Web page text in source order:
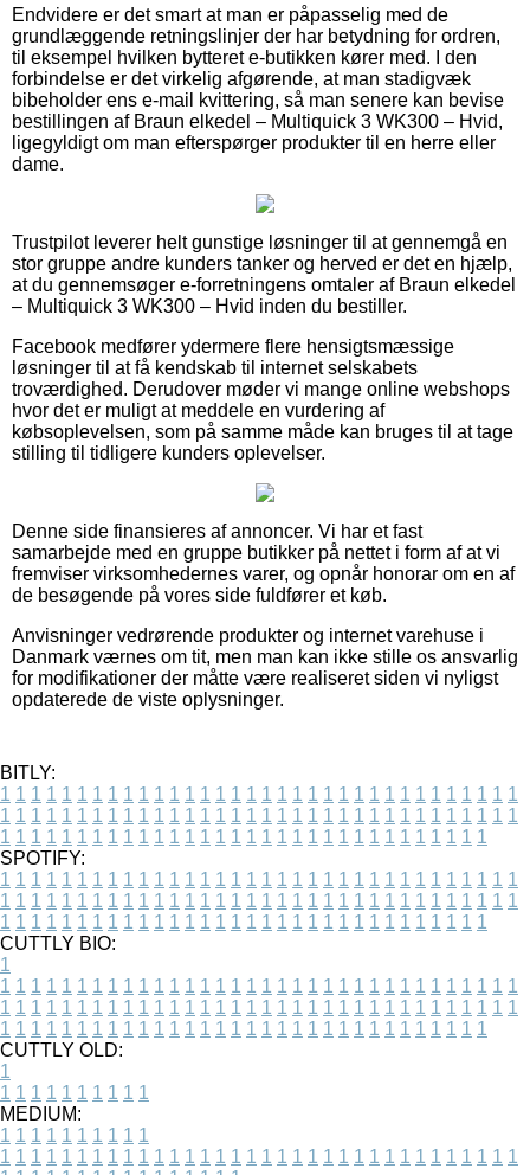
Endvidere er det smart at man er påpasselig med de
grundlæggende retningslinjer der har betydning for ordren,
til eksempel hvilken bytteret e-butikken kører med. I den
forbindelse er det virkelig afgørende, at man stadigvæk
bibeholder ens e-mail kvittering, så man senere kan bevise
bestillingen af Braun elkedel – Multiquick 3 WK300 – Hvid,
ligegyldigt om man efterspørger produkter til en herre eller
dame.
Trustpilot leverer helt gunstige løsninger til at gennemgå en
stor gruppe andre kunders tanker og herved er det en hjælp,
at du gennemsøger e-forretningens omtaler af Braun elkedel
– Multiquick 3 WK300 – Hvid inden du bestiller.
Facebook medfører ydermere flere hensigtsmæssige
løsninger til at få kendskab til internet selskabets
troværdighed. Derudover møder vi mange online webshops
hvor det er muligt at meddele en vurdering af
købsoplevelsen, som på samme måde kan bruges til at tage
stilling til tidligere kunders oplevelser.
Denne side finansieres af annoncer. Vi har et fast
samarbejde med en gruppe butikker på nettet i form af at vi
fremviser virksomhedernes varer, og opnår honorar om en af
de besøgende på vores side fuldfører et køb.
Anvisninger vedrørende produkter og internet varehuse i
Danmark værnes om tit, men man kan ikke stille os ansvarlig
for modifikationer der måtte være realiseret siden vi nyligst
opdaterede de viste oplysninger.
BITLY:
1 1 1 1 1 1 1 1 1 1 1 1 1 1 1 1 1 1 1 1 1 1 1 1 1 1 1 1 1 1 1 1 1 1
1 1 1 1 1 1 1 1 1 1 1 1 1 1 1 1 1 1 1 1 1 1 1 1 1 1 1 1 1 1 1 1 1 1
1 1 1 1 1 1 1 1 1 1 1 1 1 1 1 1 1 1 1 1 1 1 1 1 1 1 1 1 1 1 1 1
SPOTIFY:
1 1 1 1 1 1 1 1 1 1 1 1 1 1 1 1 1 1 1 1 1 1 1 1 1 1 1 1 1 1 1 1 1 1
1 1 1 1 1 1 1 1 1 1 1 1 1 1 1 1 1 1 1 1 1 1 1 1 1 1 1 1 1 1 1 1 1 1
1 1 1 1 1 1 1 1 1 1 1 1 1 1 1 1 1 1 1 1 1 1 1 1 1 1 1 1 1 1 1 1
CUTTLY BIO:
1
1 1 1 1 1 1 1 1 1 1 1 1 1 1 1 1 1 1 1 1 1 1 1 1 1 1 1 1 1 1 1 1 1 1
1 1 1 1 1 1 1 1 1 1 1 1 1 1 1 1 1 1 1 1 1 1 1 1 1 1 1 1 1 1 1 1 1 1
1 1 1 1 1 1 1 1 1 1 1 1 1 1 1 1 1 1 1 1 1 1 1 1 1 1 1 1 1 1 1 1
CUTTLY OLD:
1
1 1 1 1 1 1 1 1 1 1
MEDIUM:
1 1 1 1 1 1 1 1 1 1
1 1 1 1 1 1 1 1 1 1 1 1 1 1 1 1 1 1 1 1 1 1 1 1 1 1 1 1 1 1 1 1 1 1